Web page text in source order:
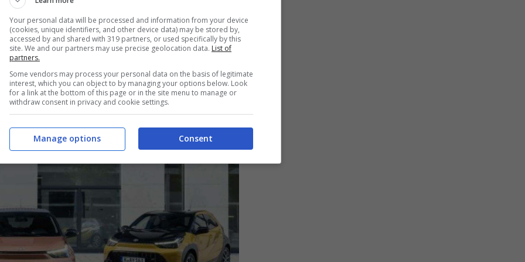
A in Europa. In questo modo
e chi vorrà potrà richiederla anche
preparatevi a divertirvi a bordo perché
il piccolo genio.
Your personal data will be processed and information from your device
(cookies, unique identifiers, and other device data) may be stored by,
accessed by and shared with 319 partners, or used specifically by this
site. We and our partners may use precise geolocation data. List of
partners.
Some vendors may process your personal data on the basis of legitimate
interest, which you can object to by managing your options below. Look
for a link at the bottom of this page or in the site menu to manage or
withdraw consent in privacy and cookie settings.
Consent
Manage options